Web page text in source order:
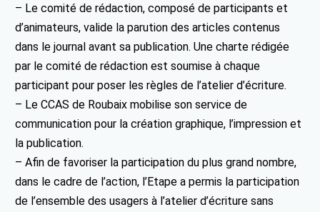
– Le comité de rédaction, composé de participants et
d’animateurs, valide la parution des articles contenus
dans le journal avant sa publication. Une charte rédigée
par le comité de rédaction est soumise à chaque
participant pour poser les règles de l’atelier d’écriture.
– Le CCAS de Roubaix mobilise son service de
communication pour la création graphique, l’impression et
la publication.
– Afin de favoriser la participation du plus grand nombre,
dans le cadre de l’action, l’Etape a permis la participation
de l’ensemble des usagers à l’atelier d’écriture sans